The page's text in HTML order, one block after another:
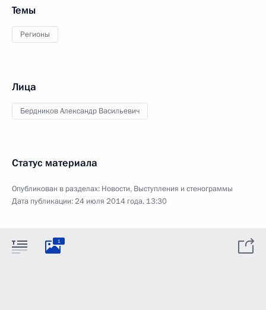
Темы
Регионы
Лица
Бердников Александр Васильевич
Статус материала
Опубликован в разделах: Новости, Выступления и стенограммы
Дата публикации:24 июля 2014 года, 13:30
1